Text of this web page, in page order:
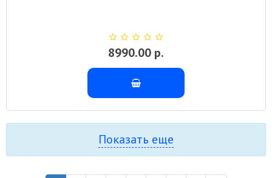
8990.00 р.
Показать еще